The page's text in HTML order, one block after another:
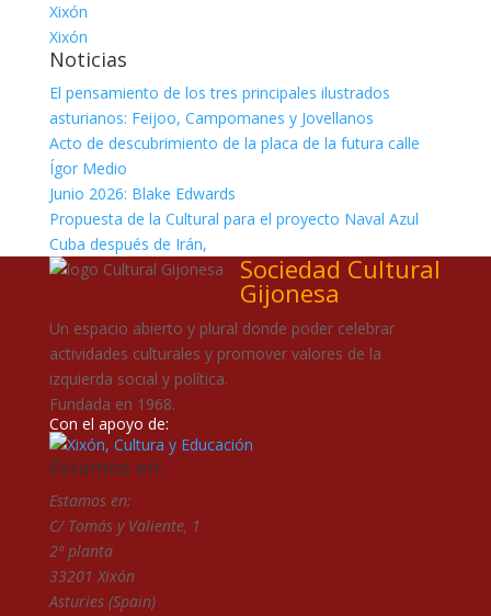
Xixón
Xixón
Noticias
El pensamiento de los tres principales ilustrados
asturianos: Feijoo, Campomanes y Jovellanos
Acto de descubrimiento de la placa de la futura calle
Ígor Medio
Junio 2026: Blake Edwards
Propuesta de la Cultural para el proyecto Naval Azul
Cuba después de Irán,
Sociedad Cultural
Gijonesa
Un espacio abierto y plural donde poder celebrar
actividades culturales y promover valores de la
izquierda social y política.
Fundada en 1968.
Con el apoyo de:
Estamos en:
Estamos en:
C/ Tomás y Valiente, 1
2ª planta
33201 Xixón
Asturies (Spain)